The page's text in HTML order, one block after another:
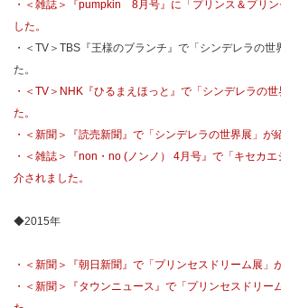
・＜雑誌＞『pumpkin 8月号』に「プリンス＆プリン
した。
・＜TV＞TBS『王様のブランチ』で「シンデレラの世
た。
・＜TV＞NHK『ひるまえほっと』で「シンデレラの
た。
・＜新聞＞『読売新聞』で「シンデレラの世界展」が
・＜雑誌＞『non・no (ノンノ） 4月号』で「キセカ
介されました。
◆2015年
・＜新聞＞『朝日新聞』で「プリンセスドリーム展」
・＜新聞＞『タウンニュース』で「プリンセスドリー